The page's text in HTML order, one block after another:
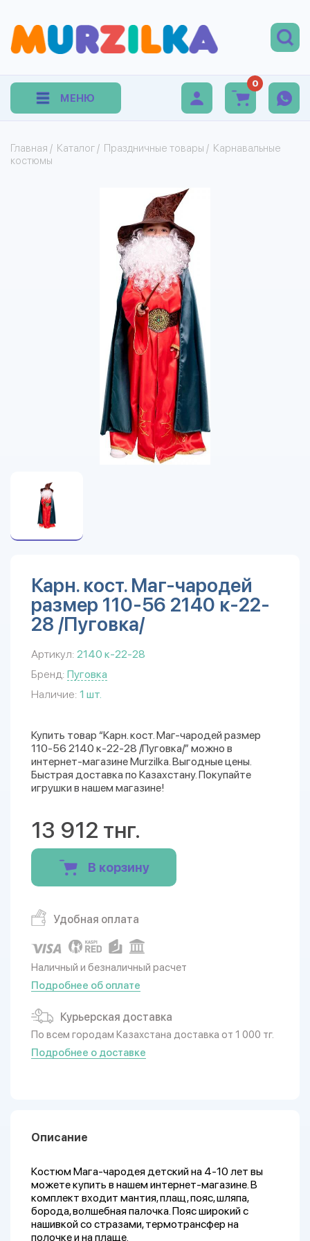
МЕНЮ
0
Главная / Каталог / Праздничные товары / Карнавальные
костюмы
Карн. кост. Маг-чародей
размер 110-56 2140 к-22-
28 /Пуговка/
Артикул: 2140 к-22-28
Бренд: Пуговка
Наличие: 1 шт.
Купить товар “Карн. кост. Маг-чародей размер
110-56 2140 к-22-28 /Пуговка/” можно в
интернет-магазине Murzilka. Выгодные цены.
Быстрая доставка по Казахстану. Покупайте
игрушки в нашем магазине!
13 912 тнг.
В корзину
Удобная оплата
Наличный и безналичный расчет
Подробнее об оплате
Курьерская доставка
По всем городам Казахстана доставка от 1 000 тг.
Подробнее о доставке
Описание
Костюм Мага-чародея детский на 4-10 лет вы
можете купить в нашем интернет-магазине. В
комплект входит мантия, плащ, пояс, шляпа,
борода, волшебная палочка. Пояс широкий с
нашивкой со стразами, термотрансфер на
полочке и на плаще.